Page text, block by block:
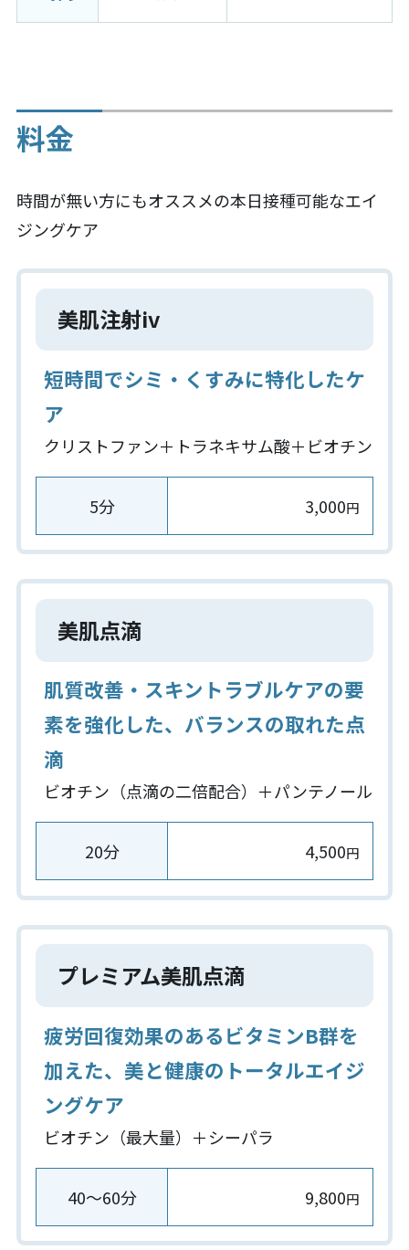
料金
時間が無い方にもオススメの本日接種可能なエイ
ジングケア
美肌注射iv
短時間でシミ・くすみに特化したケ
ア
クリストファン＋トラネキサム酸＋ビオチン
5分 3,000円
美肌点滴
肌質改善・スキントラブルケアの要
素を強化した、バランスの取れた点
滴
ビオチン（点滴の二倍配合）＋パンテノール
20分 4,500円
プレミアム美肌点滴
疲労回復効果のあるビタミンB群を
加えた、美と健康のトータルエイジ
ングケア
ビオチン（最大量）＋シーパラ
40～60分 9,800円